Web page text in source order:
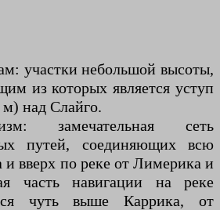
участки небольшой высоты,
из которых является уступ
над Слайго.
замечательная сеть
путей, соединяющих всю
и вверх по реке от Лимерика и
часть навигации на реке
чуть выше Каррика, от